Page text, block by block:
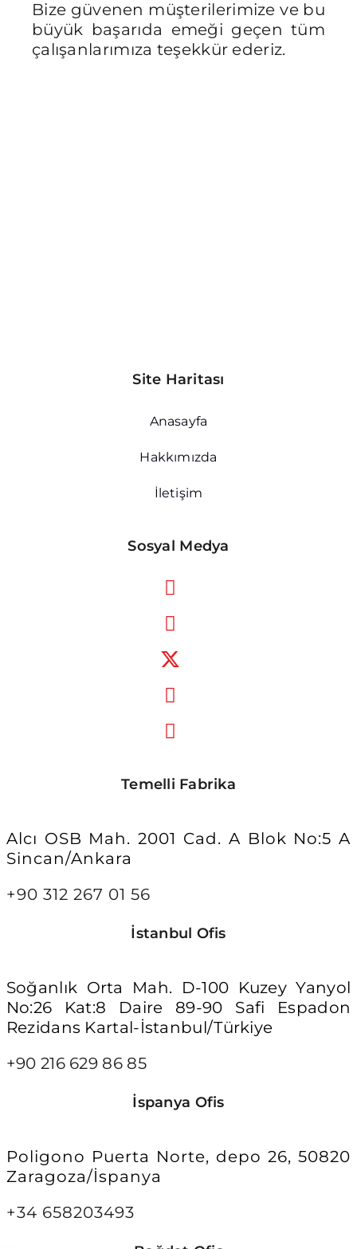
Bize güvenen müşterilerimize ve bu
büyük başarıda emeği geçen tüm
çalışanlarımıza teşekkür ederiz.
Site Haritası
Anasayfa
Hakkımızda
İletişim
Sosyal Medya
Temelli Fabrika
Alcı OSB Mah. 2001 Cad. A Blok No:5 A
Sincan/Ankara
+90 312 267 01 56
İstanbul Ofis
Soğanlık Orta Mah. D-100 Kuzey Yanyol
No:26 Kat:8 Daire 89-90 Safi Espadon
Rezidans Kartal-İstanbul/Türkiye
+90 216 629 86 85
İspanya Ofis
Poligono Puerta Norte, depo 26, 50820
Zaragoza/İspanya
+34 658203493